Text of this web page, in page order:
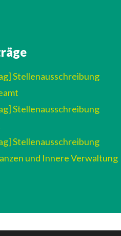
Stellenausschreibung
Stellenausschreibung
Stellenausschreibung
und Innere Verwaltung